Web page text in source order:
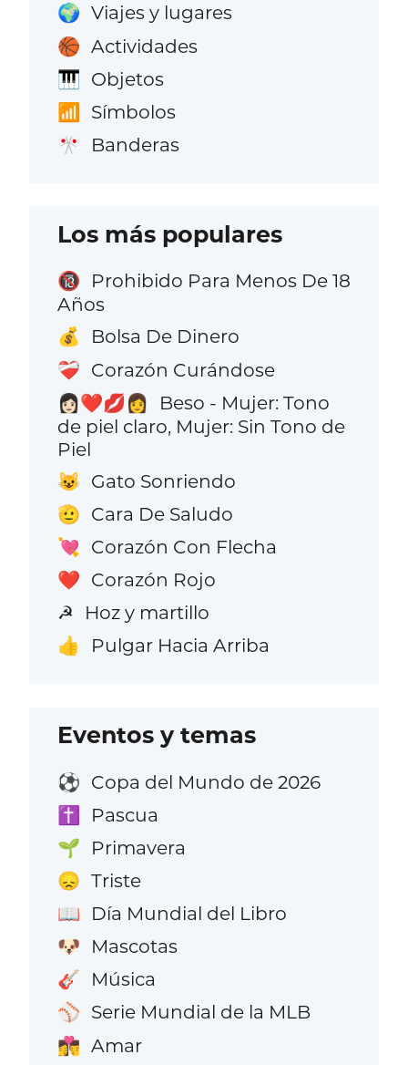
🌍 Viajes y lugares
🏀 Actividades
🎹 Objetos
📶 Símbolos
🎌 Banderas
Los más populares
🔞
Prohibido Para Menos De 18
Años
💰 Bolsa De Dinero
❤️‍🩹 Corazón Curándose
👩🏻‍❤️‍💋‍👩
Beso - Mujer: Tono
de piel claro, Mujer: Sin Tono de
Piel
😺 Gato Sonriendo
🫡 Cara De Saludo
💘 Corazón Con Flecha
❤️ Corazón Rojo
☭ Hoz y martillo
👍 Pulgar Hacia Arriba
Eventos y temas
⚽ Copa del Mundo de 2026
✝️ Pascua
🌱 Primavera
😞 Triste
📖 Día Mundial del Libro
🐶 Mascotas
🎸 Música
⚾ Serie Mundial de la MLB
👩‍❤️‍💋‍👨 Amar